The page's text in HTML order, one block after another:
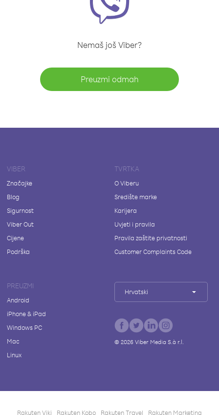
Nemaš još Viber?
Preuzmi odmah
VIBER
Značajke
Blog
Sigurnost
Viber Out
Cijene
Podrška
TVRTKA
O Viberu
Središte marke
Karijera
Uvjeti i pravila
Pravila zaštite privatnosti
Customer Complaints Code
PREUZMI
Android
iPhone & iPad
Windows PC
Mac
Linux
Hrvatski
© 2026Viber Media S.à r.l.
Rakuten Viki Rakuten Kobo Rakuten Travel Rakuten Marketing